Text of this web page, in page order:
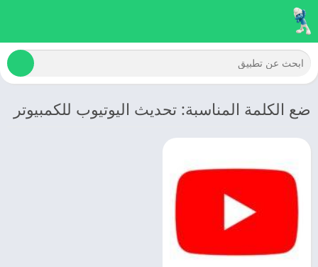
ضع الكلمة المناسبة: تحديث اليوتيوب للكمبيوتر